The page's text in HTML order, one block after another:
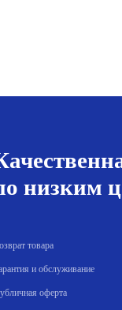
ZL3468420015
низким
товара
и обслуживание
оферта